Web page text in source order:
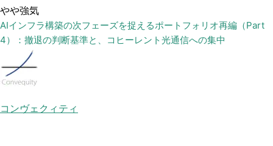
やや強気
AIインフラ構築の次フェーズを捉えるポートフォリオ再編（Part
4）：撤退の判断基準と、コヒーレント光通信への集中
コンヴェクィティ